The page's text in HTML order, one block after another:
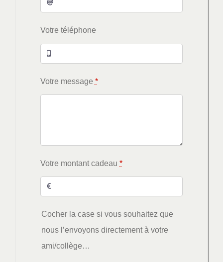
Votre téléphone
Votre message *
Votre montant cadeau *
Cocher la case si vous souhaitez que
nous l’envoyons directement à votre
ami/collège…